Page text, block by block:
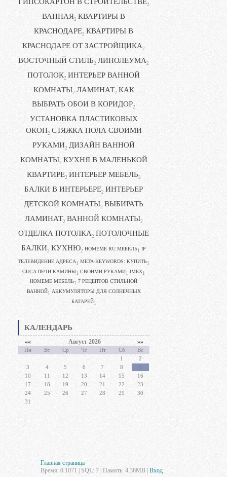
2
ВАННАЯ2 КВАРТИРЫ В
КРАСНОДАРЕ2 КВАРТИРЫ В
КРАСНОДАРЕ ОТ ЗАСТРОЙЩИКА2
ВОСТОЧНЫЙ СТИЛЬ2 ЛИНОЛЕУМА2
ПОТОЛОК2 ИНТЕРЬЕР ВАННОЙ
КОМНАТЫ2 ЛАМИНАТ2 КАК
ВЫБРАТЬ ОБОИ В КОРИДОР2
УСТАНОВКА ПЛАСТИКОВЫХ
ОКОН2 СТЯЖКА ПОЛА СВОИМИ
РУКАМИ2 ДИЗАЙН ВАННОЙ
КОМНАТЫ2 КУХНЯ В МАЛЕНЬКОЙ
КВАРТИРЕ2 ИНТЕРЬЕР МЕБЕЛЬ2
БАЛКИ В ИНТЕРЬЕРЕ2 ИНТЕРЬЕР
ДЕТСКОЙ КОМНАТЫ2 ВЫБИРАТЬ
ЛАМИНАТ2 ВАННОЙ КОМНАТЫ2
ОТДЕЛКА ПОТОЛКА2 ПОТОЛОЧНЫЕ
БАЛКИ2 КУХНЮ2 HOMEME RU МЕБЕЛЬ1 IP
ТЕЛЕВИДЕНИЕ АДРЕСА 1 META-KEYWORDS: КУПИТЬ1
GUCA ПЕЧИ КАМИНЫ1 CВОИМИ РУКАМИ1 IMEX1
HOMEME МЕБЕЛЬ1 7 РЕЦЕПТОВ СТИЛЬНОЙ
ВАННОЙ1 АККУМУЛЯТОРЫ ДЛЯ СОЛНЕЧНЫХ
БАТАРЕЙ1
КАЛЕНДАРЬ
«« Август 2026 »»
Пн Вт Ср Чт Пт Сб
Вс
1
2
3
4 5 6 7 8
9
10
11 12 13 14 15
16
17
18 19 20 21 22
23
24
25 26 27 28 29
30
31
Главная страница
Время: 0.1071 | SQL: 7 | Память: 4.36MB Вход